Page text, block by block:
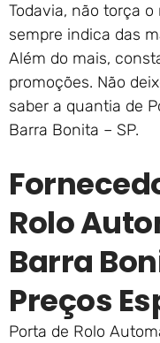
Todavia, não torça
sempre indica das
Além do mais,
promoções. Não
saber a quantia de
Barra Bonita – SP.
Rolo
Barra
Preços
Porta de Rolo